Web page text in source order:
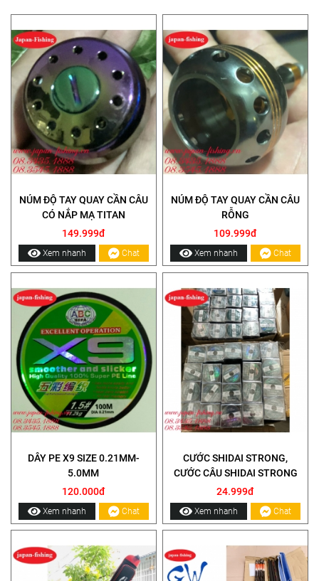
NÚM ĐỘ TAY QUAY CẦN CÂU
CÓ NẮP MẠ TITAN
149.999đ
Xem nhanh Chat
NÚM ĐỘ TAY QUAY CẦN CÂU
RỖNG
109.999đ
Xem nhanh Chat
DÂY PE X9 SIZE 0.21MM-
5.0MM
120.000đ
Xem nhanh Chat
CƯỚC SHIDAI STRONG,
CƯỚC CÂU SHIDAI STRONG
24.999đ
Xem nhanh Chat